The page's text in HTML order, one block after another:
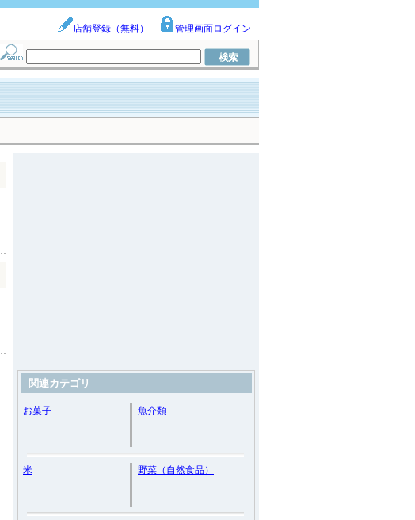
店舗登録（無料） 管理画面ログイン
関連カテゴリ
お菓子 魚介類
米 野菜（自然食品）